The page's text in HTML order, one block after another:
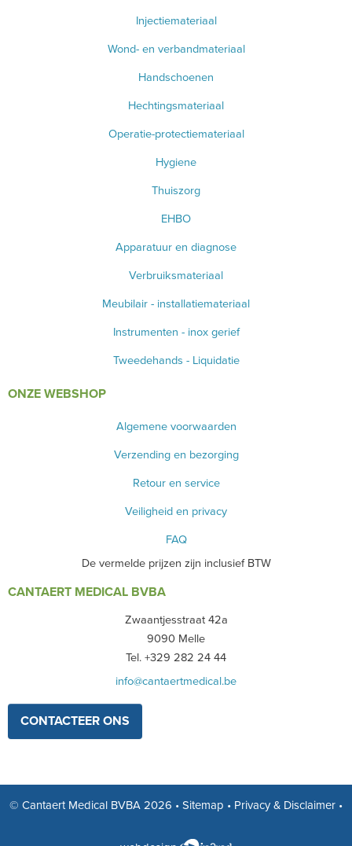
AEROSOL EN INHALATIE
BLOED- EN URINEONDERZOEK
VERBRUIKSMATERIAAL
MEUBILAIR - INSTALLATIEMATERIAAL
PRODUCT NIET GEVONDEN?
Injectiemateriaal
Wond- en verbandmateriaal
Handschoenen
Hechtingsmateriaal
Operatie-protectiemateriaal
Hygiene
Thuiszorg
EHBO
Apparatuur en diagnose
Verbruiksmateriaal
Meubilair - installatiemateriaal
Instrumenten - inox gerief
Tweedehands - Liquidatie
ONZE WEBSHOP
Algemene voorwaarden
Verzending en bezorging
Retour en service
Veiligheid en privacy
FAQ
De vermelde prijzen zijn inclusief BTW
CANTAERT MEDICAL BVBA
Zwaantjesstraat 42a
9090 Melle
Tel. +329 282 24 44
info@cantaertmedical.be
CONTACTEER ONS
© Cantaert Medical BVBA 2026 • Sitemap • Privacy & Disclaimer •